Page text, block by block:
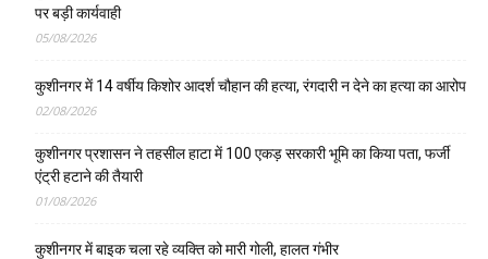
पर बड़ी कार्यवाही
05/08/2026
कुशीनगर में 14 वर्षीय किशोर आदर्श चौहान की हत्या, रंगदारी न देने का हत्या का आरोप
02/08/2026
कुशीनगर प्रशासन ने तहसील हाटा में 100 एकड़ सरकारी भूमि का किया पता, फर्जी
एंट्री हटाने की तैयारी
01/08/2026
कुशीनगर में बाइक चला रहे व्यक्ति को मारी गोली, हालत गंभीर